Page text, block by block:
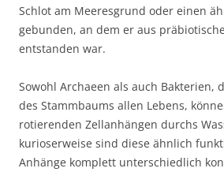
Schlot am Meeresgrund oder einen
gebunden, an dem er aus
entstanden war.
Sowohl Archaeen als auch Bakterien,
des Stammbaums allen Lebens,
rotierenden Zellanhängen durchs
kurioserweise sind diese ähnlich
Anhänge komplett unterschiedlich